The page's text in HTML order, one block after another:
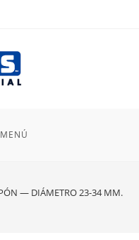
MENÚ
— DIÁMETRO 23-34 MM.